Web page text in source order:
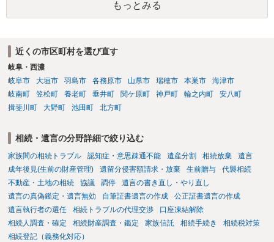
もっとみる
近くの市区町村を選び直す
岐阜・西濃
岐阜市
大垣市 羽島市 各務原市 山県市 瑞穂市 本巣市
海津市
岐南町
笠松町 養老町 垂井町 関ケ原町 神戸町 輪之内町
安八町
揖斐川町
大野町 池田町 北方町
相続・遺言の分野詳細で絞り込む
家族間の相続トラブル 認知症・意思疎通不能 遺産分割 相続放棄
遺言
成年後見(生前の財産管理)
遺留分侵害額請求・放棄 生前贈与
代襲相続
不動産・土地の相続
協議 調停
遺言の書き直し・やり直し
遺言の真偽鑑定・遺言無効
自筆証書遺言の作成
公正証書遺言の作成
遺言執行者の選任
相続トラブルの代理交渉
口座凍結解除
相続人調査・確定
相続財産調査・鑑定 家族信託 相続手続き
相続税対策
相続登記（義務化対応）